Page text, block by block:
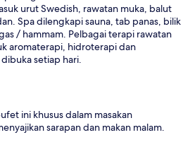
urut Swedish, rawatan muka, balut
Spa dilengkapi sauna, tab panas, bilik
/ hammam. Pelbagai terapi rawatan
aromaterapi, hidroterapi dan
setiap hari.
ini khusus dalam masakan
sarapan dan makan malam.